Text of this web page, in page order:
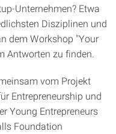
Unternehmen? Etwa
Disziplinen und
dem Workshop "Your
Antworten zu finden.
vom Projekt
Entrepreneurship und
Young Entrepreneurs
Foundation